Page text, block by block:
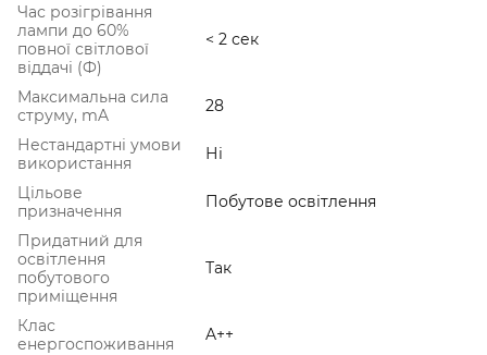
Час розігрівання
лампи до 60%
повної світлової
віддачі (Ф)
< 2 сек
Максимальна сила
струму, mA
28
Нестандартні умови
використання
Ні
Цільове
призначення
Побутове освітлення
Придатний для
освітлення
побутового
приміщення
Так
Клас
енергоспоживання
A++